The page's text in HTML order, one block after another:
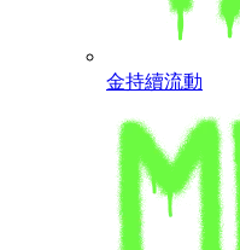
金持續流動